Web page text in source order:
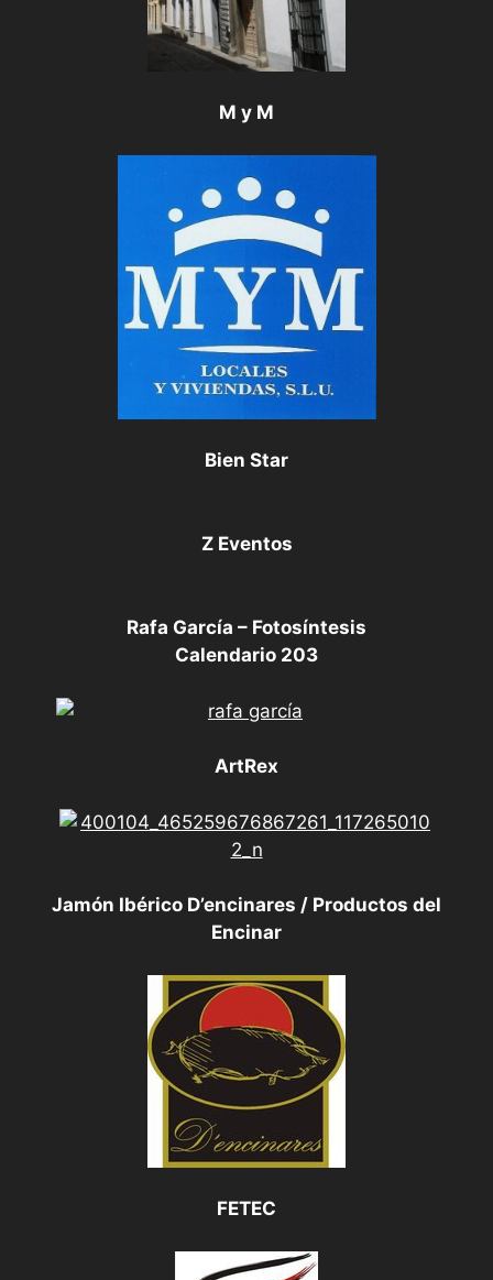
M y M
Bien Star
Z Eventos
Rafa García – Fotosíntesis
Calendario 203
ArtRex
Jamón Ibérico D’encinares / Productos del
Encinar
FETEC